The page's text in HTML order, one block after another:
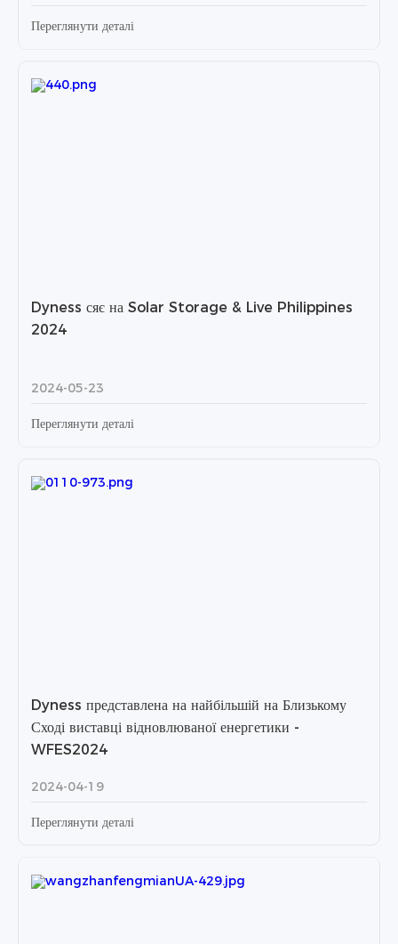
Переглянути деталі
Dyness сяє на Solar Storage & Live Philippines
2024
2024-05-23
Переглянути деталі
Dyness представлена ​​на найбільшій на Близькому
Сході виставці відновлюваної енергетики -
WFES2024
2024-04-19
Переглянути деталі